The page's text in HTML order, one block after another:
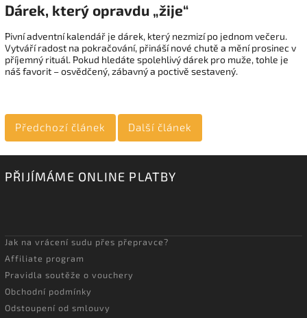
Dárek, který opravdu „žije“
Pivní adventní kalendář je dárek, který nezmizí po jednom večeru.
Vytváří radost na pokračování, přináší nové chutě a mění prosinec v
příjemný rituál. Pokud hledáte spolehlivý dárek pro muže, tohle je
náš favorit – osvědčený, zábavný a poctivě sestavený.
Předchozí článek Další článek
PŘIJÍMÁME ONLINE PLATBY
Jak na vrácení sudu přes přepravce?
Affiliate program
Pravidla soutěže o vouchery
Obchodní podmínky
Odstoupení od smlouvy